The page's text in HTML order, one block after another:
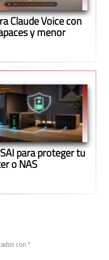
Claude Voice con
y menor
para proteger tu
o NAS
con *